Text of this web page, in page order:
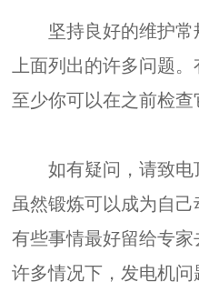
坚持良好的维护常
上面列出的许多问题
至少你可以在之前检查
如有疑问，请致电
虽然锻炼可以成为自
有些事情最好留给专
许多情况下，发电机问